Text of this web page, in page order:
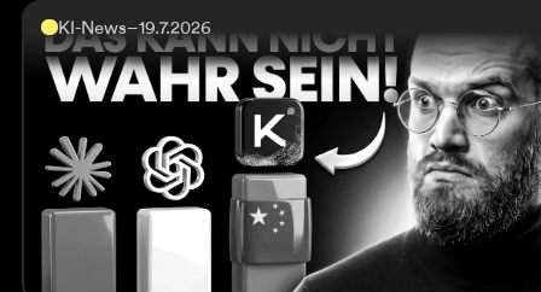
KI-News–19.7.2026